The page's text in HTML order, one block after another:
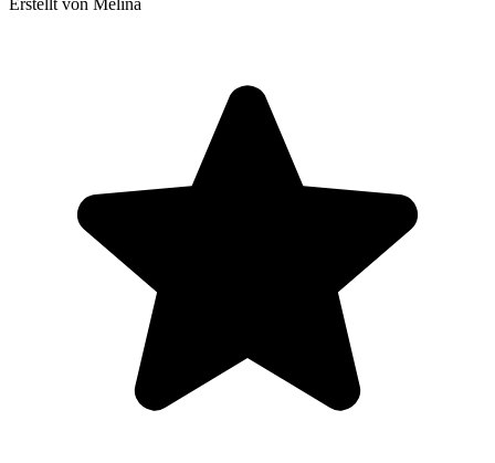
Erstellt von Melina